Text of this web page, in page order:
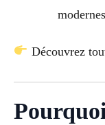
Découvrez